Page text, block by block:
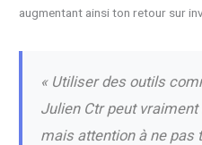
augmentant ainsi ton retour sur
« Utiliser des outils
Julien Ctr peut
mais attention à ne pas